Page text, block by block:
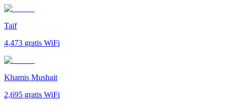
Taif
4,473 gratis WiFi
Khamis Mushait
2,695 gratis WiFi